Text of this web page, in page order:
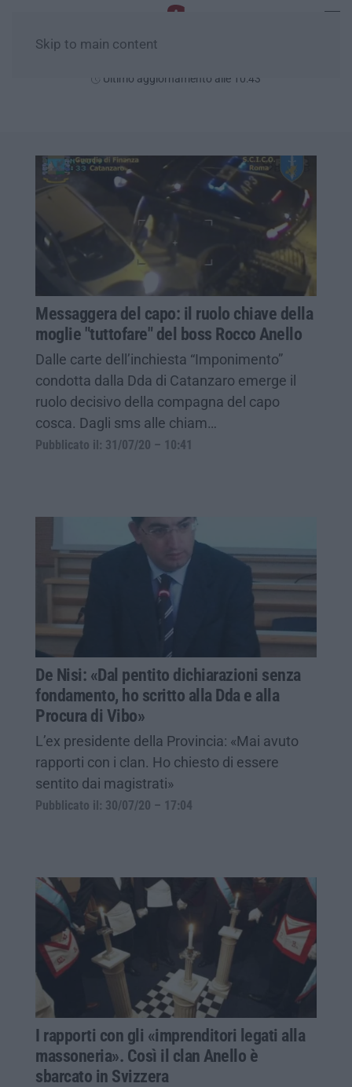
Skip to main content
Ultimo aggiornamento alle 10:43
Messaggera del capo: il ruolo chiave della
moglie "tuttofare" del boss Rocco Anello
Dalle carte dell’inchiesta “Imponimento”
condotta dalla Dda di Catanzaro emerge il
ruolo decisivo della compagna del capo
cosca. Dagli sms alle chiam…
Pubblicato il: 31/07/20 – 10:41
De Nisi: «Dal pentito dichiarazioni senza
fondamento, ho scritto alla Dda e alla
Procura di Vibo»
L’ex presidente della Provincia: «Mai avuto
rapporti con i clan. Ho chiesto di essere
sentito dai magistrati»
Pubblicato il: 30/07/20 – 17:04
I rapporti con gli «imprenditori legati alla
massoneria». Così il clan Anello è
sbarcato in Svizzera